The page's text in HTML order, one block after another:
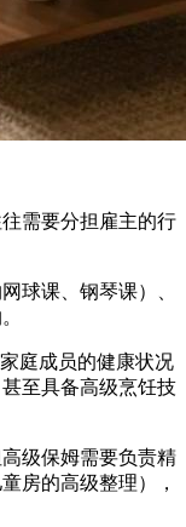
需要分担雇主的行
球课、钢琴课）、
庭成员的健康状况
至具备高级烹饪技
级保姆需要负责精
房的高级整理），